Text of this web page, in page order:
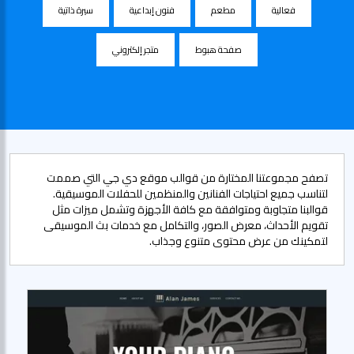
فعالية مطعم فنون إبداعية سيرة ذاتية
صفحة هبوط متجر إلكتروني
تصفح مجموعتنا المختارة من قوالب موقع دي جي التي صممت
لتناسب جميع احتياجات الفنانين والمنظمين للحفلات الموسيقية.
قوالبنا متجاوبة ومتوافقة مع كافة الأجهزة وتشمل ميزات مثل
تقويم الأحداث، معرض الصور، والتكامل مع خدمات بث الموسيقى
لتمكينك من عرض محتوى متنوع وجذاب.